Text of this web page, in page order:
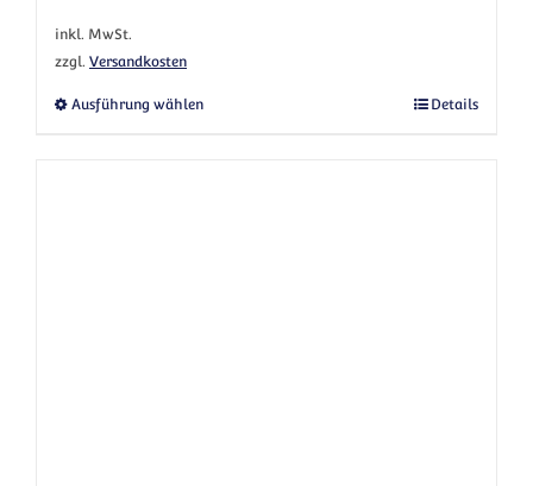
inkl. MwSt.
zzgl. Versandkosten
Ausführung wählenDieses Produkt weist mehrere Varianten
Details